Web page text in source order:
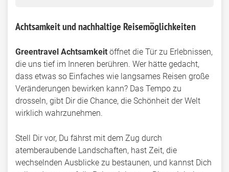
Achtsamkeit und nachhaltige Reisemöglichkeiten
Greentravel Achtsamkeit öffnet die Tür zu Erlebnissen,
die uns tief im Inneren berühren. Wer hätte gedacht,
dass etwas so Einfaches wie langsames Reisen große
Veränderungen bewirken kann? Das Tempo zu
drosseln, gibt Dir die Chance, die Schönheit der Welt
wirklich wahrzunehmen.
Stell Dir vor, Du fährst mit dem Zug durch
atemberaubende Landschaften, hast Zeit, die
wechselnden Ausblicke zu bestaunen, und kannst Dich